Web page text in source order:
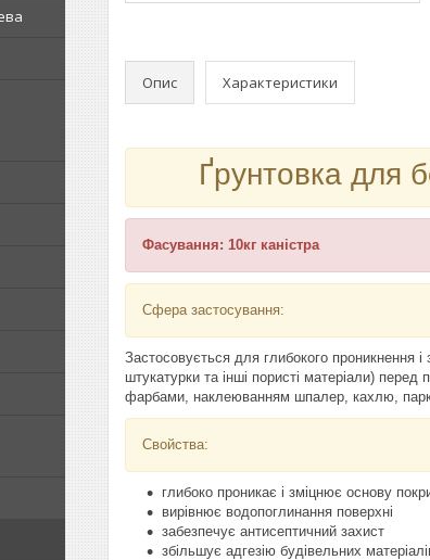
Опис Характеристики
Ґрунтовка для
Фасування: 10кг каністра
Сфера застосування:
Застосовується для глибокого проникнення
штукатурки та інші пористі матеріали)
фарбами, наклеюванням шпалер, кахлю,
Свойства:
глибоко проникає і зміцнює основу
вирівнює водопоглинання поверхні
забезпечує антисептичний захист
збільшує адгезію будівельних